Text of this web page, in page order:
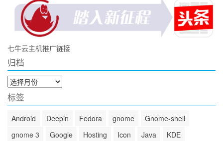
七牛云主机推广链接
归档
归
档
标签
Android Deepin Fedora gnome
Gnome-shell
gnome 3
Google Hosting Icon Java
KDE